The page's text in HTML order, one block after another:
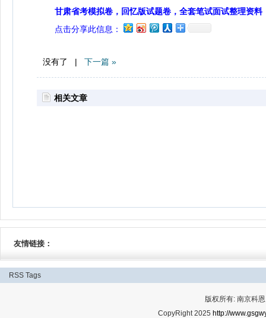
甘肃省考模拟卷，回忆版试题卷，全套笔试面试整理资料
点击分享此信息：
没有了 | 下一篇 »
相关文章
友情链接：
RSS Tags
版权所有: 南京科
CopyRight 2025 http://